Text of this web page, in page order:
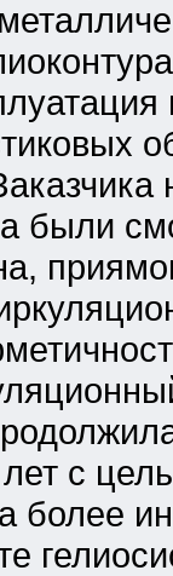
были
с
более